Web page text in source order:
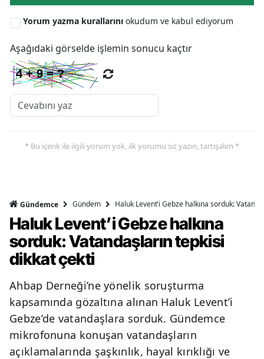
Yorum yazma kurallarını okudum ve kabul ediyorum
Aşağıdaki görselde işlemin sonucu kaçtır
* Bu içerik ile ilgili yorum yok, ilk yorumu siz yazın, tartışalım *
Gündemce Gündem Haluk Levent’i Gebze halkına sorduk:
Haluk Levent’i Gebze halkına
sorduk: Vatandaşların tepkisi
dikkat çekti
Ahbap Derneği’ne yönelik soruşturma
kapsamında gözaltına alınan Haluk Levent’i
Gebze’de vatandaşlara sorduk. Gündemce
mikrofonuna konuşan vatandaşların
açıklamalarında şaşkınlık, hayal kırıklığı ve